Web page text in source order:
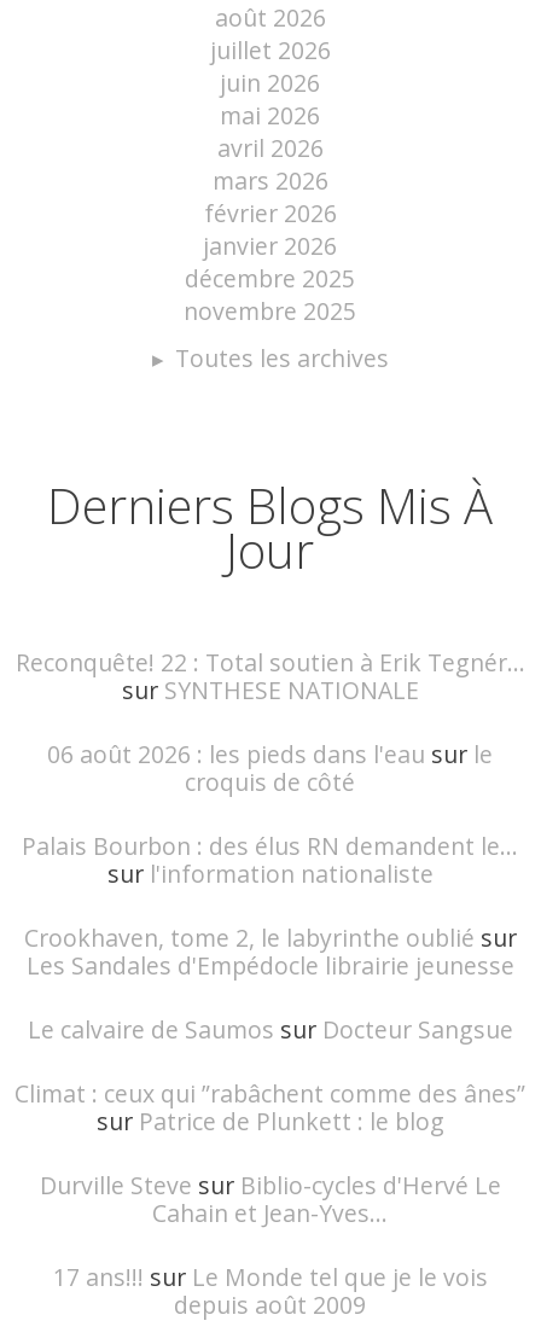
août 2026
juillet 2026
juin 2026
mai 2026
avril 2026
mars 2026
février 2026
janvier 2026
décembre 2025
novembre 2025
Toutes les archives
Derniers Blogs Mis À
Jour
Reconquête! 22 : Total soutien à Erik Tegnér...
sur SYNTHESE NATIONALE
06 août 2026 : les pieds dans l'eau sur le
croquis de côté
Palais Bourbon : des élus RN demandent le...
sur l'information nationaliste
Crookhaven, tome 2, le labyrinthe oublié sur
Les Sandales d'Empédocle librairie jeunesse
Le calvaire de Saumos sur Docteur Sangsue
Climat : ceux qui ”rabâchent comme des ânes”
sur Patrice de Plunkett : le blog
Durville Steve sur Biblio-cycles d'Hervé Le
Cahain et Jean-Yves...
17 ans!!! sur Le Monde tel que je le vois
depuis août 2009